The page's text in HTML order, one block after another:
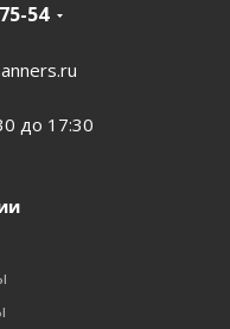
54
до 17:30